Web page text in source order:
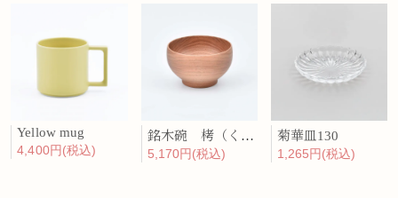
Yellow mug
4,400円(税込)
銘木碗 栲（くるみ）
5,170円(税込)
菊華皿130
1,265円(税込)